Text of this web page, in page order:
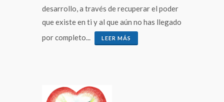
desarrollo, a través de recuperar el poder
que existe en ti y al que aún no has llegado
por completo...
LEER MÁS